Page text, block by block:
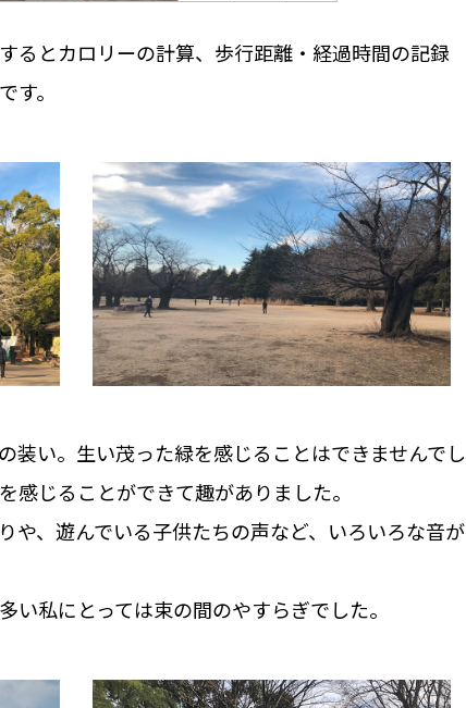
るとカロリーの計算、歩行距離・経過時間の記録
す。
装い。生い茂った緑を感じることはできませんでし
感じることができて趣がありました。
や、遊んでいる子供たちの声など、いろいろな音が
私にとっては束の間のやすらぎでした。